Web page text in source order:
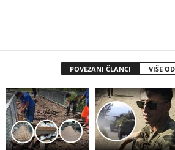
POVEZANI ČLANCI VIŠE